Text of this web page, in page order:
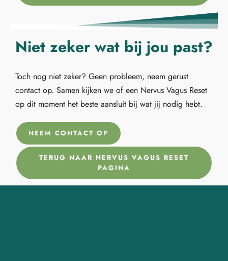
Niet zeker wat bij jou past?
Toch nog niet zeker? Geen probleem, neem gerust
contact op. Samen kijken we of een Nervus Vagus Reset
op dit moment het beste aansluit bij wat jij nodig hebt.
NEEM CONTACT OP
TERUG NAAR NERVUS VAGUS RESET
PAGINA